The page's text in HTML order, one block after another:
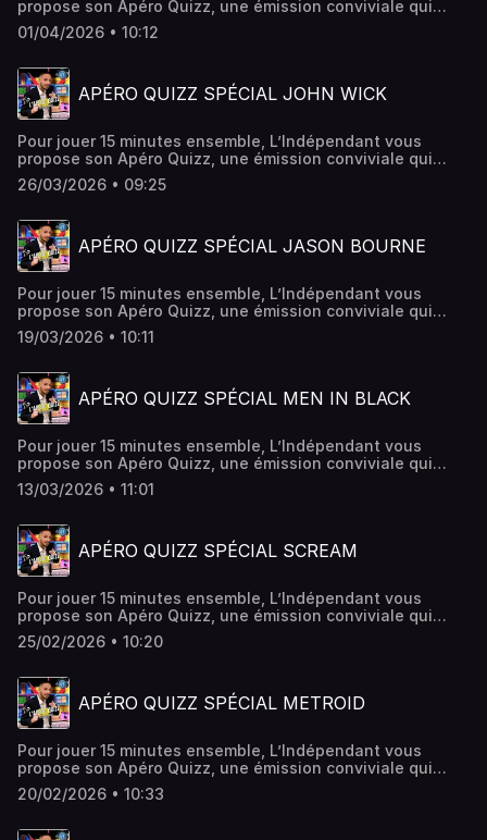
propose son Apéro Quizz, une émission conviviale qui
vous donne rendez-vous chaque week-end ! Cette fois-ci,
c'est un quiz spécial Ghostbusters.
01/04/2026 • 10:12
APÉRO QUIZZ SPÉCIAL JOHN WICK
Pour jouer 15 minutes ensemble, L’Indépendant vous
propose son Apéro Quizz, une émission conviviale qui
vous donne rendez-vous chaque week-end ! Cette fois-ci,
c'est un quiz spécial John Wick.
26/03/2026 • 09:25
APÉRO QUIZZ SPÉCIAL JASON BOURNE
Pour jouer 15 minutes ensemble, L’Indépendant vous
propose son Apéro Quizz, une émission conviviale qui
vous donne rendez-vous chaque week-end ! Cette fois-ci,
c'est un quiz spécial Jason Bourne.
19/03/2026 • 10:11
APÉRO QUIZZ SPÉCIAL MEN IN BLACK
Pour jouer 15 minutes ensemble, L’Indépendant vous
propose son Apéro Quizz, une émission conviviale qui
vous donne rendez-vous chaque week-end ! Cette fois-ci,
c'est un quiz spécial Men In Black.
13/03/2026 • 11:01
APÉRO QUIZZ SPÉCIAL SCREAM
Pour jouer 15 minutes ensemble, L’Indépendant vous
propose son Apéro Quizz, une émission conviviale qui
vous donne rendez-vous chaque week-end ! Cette fois-ci,
c'est un quiz spécial Scream.
25/02/2026 • 10:20
APÉRO QUIZZ SPÉCIAL METROID
Pour jouer 15 minutes ensemble, L’Indépendant vous
propose son Apéro Quizz, une émission conviviale qui
vous donne rendez-vous chaque week-end ! Cette fois-ci,
c'est un quiz spécial Metroid.
20/02/2026 • 10:33